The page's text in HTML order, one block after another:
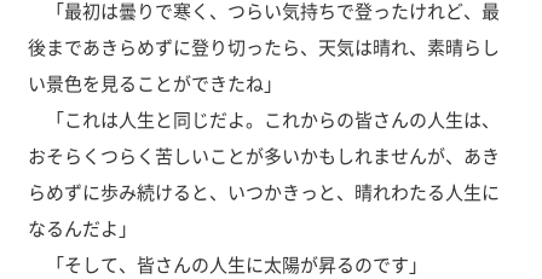
「最初は曇りで寒く、つらい気持ちで登ったけれど、最
後まであきらめずに登り切ったら、天気は晴れ、素晴らし
い景色を見ることができたね」
「これは人生と同じだよ。これからの皆さんの人生は、
おそらくつらく苦しいことが多いかもしれませんが、あき
らめずに歩み続けると、いつかきっと、晴れわたる人生に
なるんだよ」
「そして、皆さんの人生に太陽が昇るのです」